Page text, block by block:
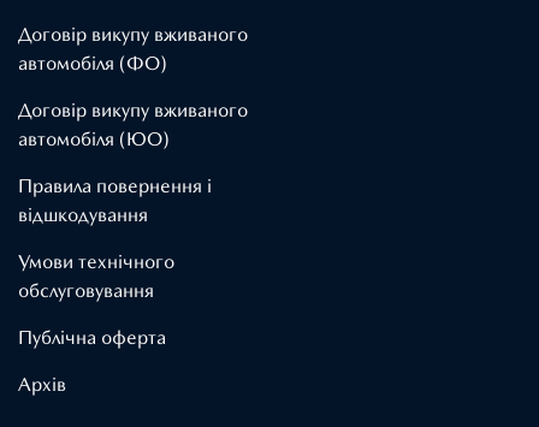
Договір викупу вживаного
автомобіля (ФО)
Договір викупу вживаного
автомобіля (ЮО)
Правила повернення і
відшкодування
Умови технічного
обслуговування
Публічна оферта
Архів